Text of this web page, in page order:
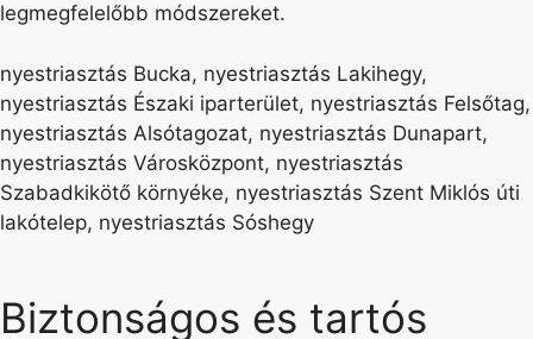
legmegfelelőbb módszereket.
nyestriasztás Bucka, nyestriasztás Lakihegy,
nyestriasztás Északi iparterület, nyestriasztás Felsőtag,
nyestriasztás Alsótagozat, nyestriasztás Dunapart,
nyestriasztás Városközpont, nyestriasztás
Szabadkikötő környéke, nyestriasztás Szent Miklós úti
lakótelep, nyestriasztás Sóshegy
Biztonságos és tartós